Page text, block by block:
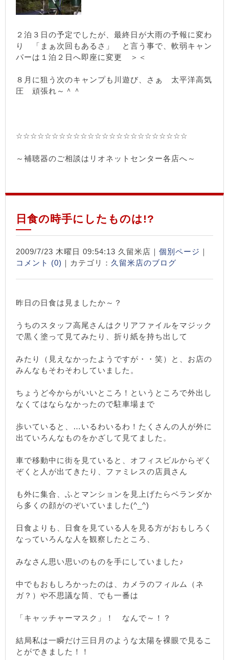
２泊３日の予定でしたが、最終日が大雨の予報に変わ
り 「まぁ次回もあるさ」 と言う事で、軟弱キャン
パーは１泊２日へ即座に変更 ＞＜
８月に狙う次のキャンプも川遊び、さぁ 太平洋高気
圧 頑張れ～＾＾
☆☆☆☆☆☆☆☆☆☆☆☆☆☆☆☆☆☆☆☆☆☆☆☆
～補聴器のご相談はリオネットセンター各店へ～
日食の時手にしたものは!?
2009/7/23 木曜日 09:54:13 久留米店｜ 個別ページ ｜
コメント (0) ｜カテゴリ： 久留米店のブログ
昨日の日食は見ましたか～？
うちのスタッフ高尾さんはクリアファイルをマジック
で黒く塗って見てみたり、折り紙を持ち出して
みたり（見えなかったようですが・・笑）と、お店の
みんなもそわそわしていました。
ちょうど今からがいいところ！というところで外出し
なくてはならなかったので駐車場まで
歩いていると、…いるわいるわ！たくさんの人が外に
出ていろんなものをかざして見てました。
車で移動中に街を見ていると、オフィスビルからぞく
ぞくと人が出てきたり、ファミレスの店員さん
も外に集合、ふとマンションを見上げたらベランダか
ら多くの顔がのぞいていました(^_^)
日食よりも、日食を見ている人を見る方がおもしろく
なっていろんな人を観察したところ、
みなさん思い思いのものを手にしていました♪
中でもおもしろかったのは、カメラのフィルム（ネ
ガ？）や不思議な筒、でも一番は
「キャッチャーマスク」！ なんで～！？
結局私は一瞬だけ三日月のような太陽を裸眼で見るこ
とができました！！